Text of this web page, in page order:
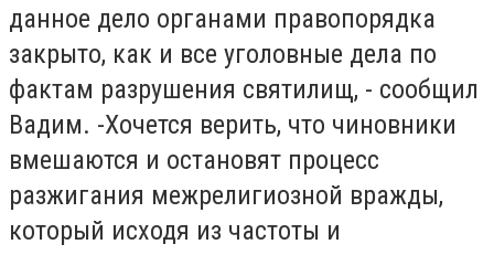
данное дело органами правопорядка
закрыто, как и все уголовные дела по
фактам разрушения святилищ, - сообщил
Вадим. -Хочется верить, что чиновники
вмешаются и остановят процесс
разжигания межрелигиозной вражды,
который исходя из частоты и